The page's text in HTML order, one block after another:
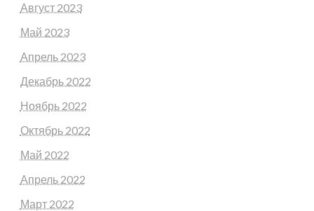
Август 2023
Май 2023
Апрель 2023
Декабрь 2022
Ноябрь 2022
Октябрь 2022
Май 2022
Апрель 2022
Март 2022